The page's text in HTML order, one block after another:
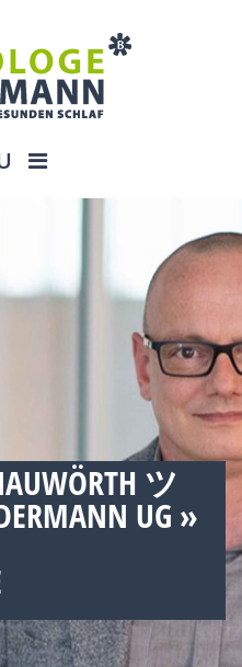
ツ
UG »